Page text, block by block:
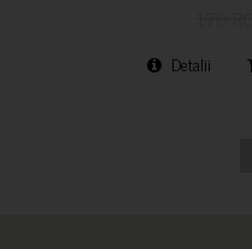
Detalii